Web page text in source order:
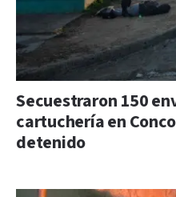
Secuestraron 150
cartuchería en
detenido